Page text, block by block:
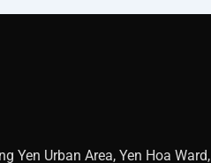
Yen Urban Area, Yen Hoa Ward,